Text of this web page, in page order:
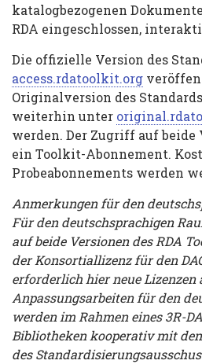
katalogbezogenen
RDA eingeschlossen,
Die offizielle Version des
access.rdatoolkit.org
Originalversion des Standards
weiterhin unter
werden. Der Zugriff auf
ein Toolkit-Abonnement.
Probeabonnements werden
Anmerkungen für den
Für den deutschsprachigen
auf beide Versionen des RDA
der Konsortiallizenz für den
erforderlich hier neue Lizenzen
Anpassungsarbeiten für den
werden im Rahmen eines 3R-
Bibliotheken kooperativ mit
des